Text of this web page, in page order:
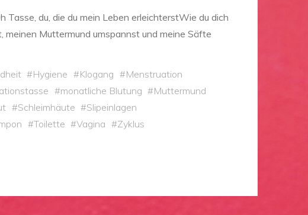
Tasse, du, die du mein Leben erleichterstWie du dich
meinen Muttermund umspannst und meine Säfte
#Hygiene #Klogang #Menstruation
#monatliche Blutung #Muttermund
#Schleimhäute #Slipeinlagen
#Toilette #Vagina #Zyklus